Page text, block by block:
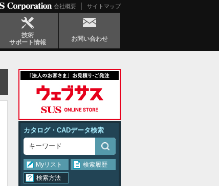
会社概要 サイトマップ
技術
サポート情報
お問い合わせ
カタログ・CADデータ検索
Myリスト
検索履歴
検索方法